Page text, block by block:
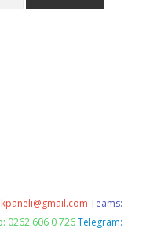
Teams:
0262 606 0 726 Telegram: